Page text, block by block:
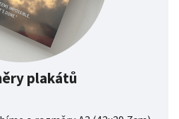
plakátů